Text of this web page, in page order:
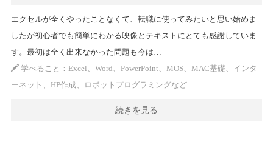
エクセルが全くやったことなくて、転職に使ってみたいと思い始めま
したが初心者でも簡単にわかる映像とテキストにとても感謝していま
す。最初は全く出来なかった問題も今は…
学べること：Excel、Word、PowerPoint、MOS、MAC基礎、インタ
ーネット、HP作成、ロボットプログラミングなど
続きを見る